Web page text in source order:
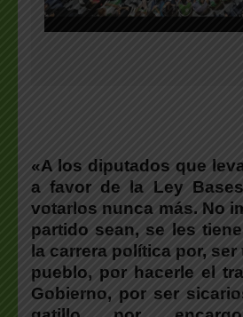
«A los diputados que
a favor de la Ley
votarlos nunca más. No
partido sean, se les
la carrera política por,
pueblo, por hacerle el
Gobierno, por ser